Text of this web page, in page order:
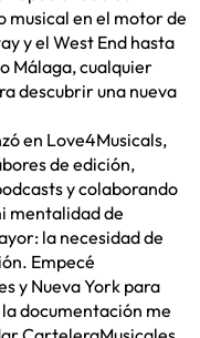
musical en el motor de
y el West End hasta
Málaga, cualquier
descubrir una nueva
en Love4Musicals,
de edición,
y colaborando
mentalidad de
la necesidad de
Empecé
y Nueva York para
documentación me